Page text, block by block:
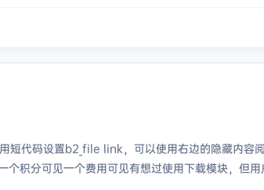
短代码设置b2_file link，可以使用右边的隐藏内容
个积分可见一个费用可见有想过使用下载模块，但